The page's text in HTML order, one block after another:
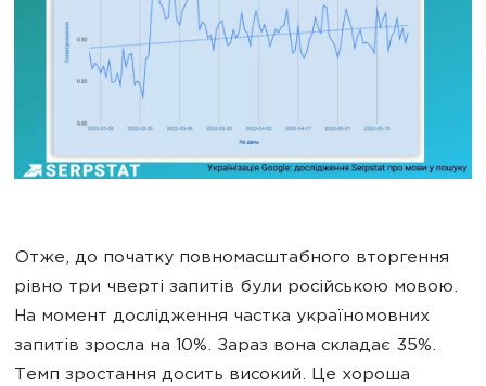
Отже, до початку повномасштабного вторгення
рівно три чверті запитів були російською мовою.
На момент дослідження частка україномовних
запитів зросла на 10%. Зараз вона складає 35%.
Темп зростання досить високий. Це хороша